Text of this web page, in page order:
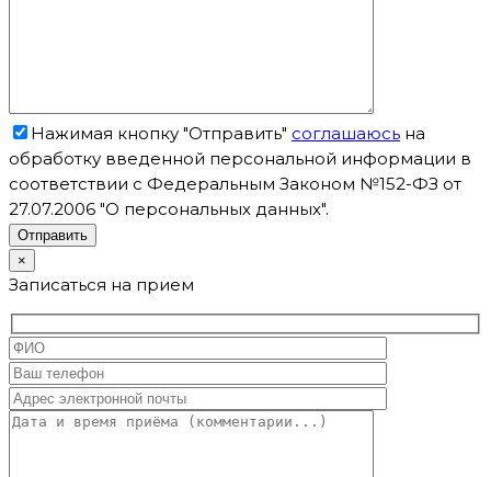
Нажимая кнопку "Отправить" соглашаюсь на
обработку введенной персональной информации в
соответствии с Федеральным Законом №152-ФЗ от
27.07.2006 "О персональных данных".
×
Записаться на прием